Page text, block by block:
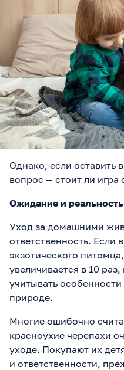
Однако, если оставить
вопрос — стоит ли игра
Ожидание и реальность
Уход за домашними
ответственность. Если
экзотического
увеличивается в 10
учитывать
природе.
Многие ошибочно
красноухие черепахи
уходе. Покупают их
и ответственности,